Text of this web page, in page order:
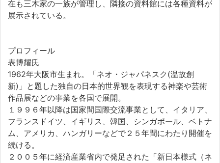
在も三木家の一族が管理し、隣接の資料館には各種資料が
展示されている。
プロフィール
表博耀氏
1962年大阪市生まれ。「ネオ・ジャパネスク(温故創
新)」と題した独自の日本的世界観を表現する神楽や芸術
作品展などの事業を各国で展開。
１９９６年以降は国家間国際交流事業として、イタリア、
フランスドイツ、イギリス、韓国、シンガポール、ベトナ
ム、アメリカ、ハンガリーなどで２５年間にわたり開催を
続ける。
２００５年に経済産業省内で発足された「新日本様式（ネ